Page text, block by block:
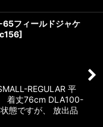
フィールドジャケ
c156]
REGULAR 平
丈76cm DLA100-
態ですが、 放出品